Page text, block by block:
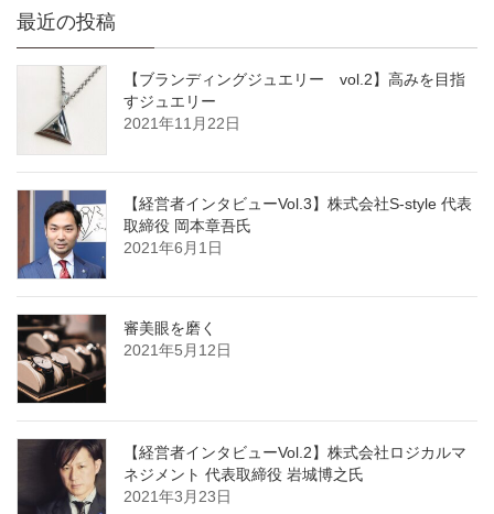
最近の投稿
【ブランディングジュエリー vol.2】高みを目指
すジュエリー
2021年11月22日
【経営者インタビューVol.3】株式会社S-style 代表
取締役 岡本章吾氏
2021年6月1日
審美眼を磨く
2021年5月12日
【経営者インタビューVol.2】株式会社ロジカルマ
ネジメント 代表取締役 岩城博之氏
2021年3月23日